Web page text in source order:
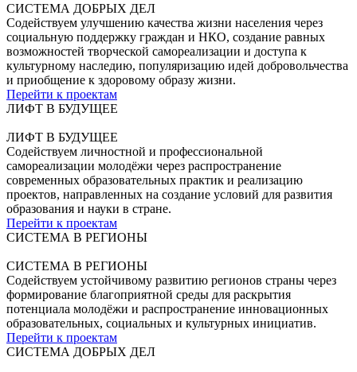
СИСТЕМА ДОБРЫХ ДЕЛ
Содействуем улучшению качества жизни населения через
социальную поддержку граждан и НКО, создание равных
возможностей творческой самореализации и доступа к
культурному наследию, популяризацию идей добровольчества
и приобщение к здоровому образу жизни.
Перейти к проектам
ЛИФТ В БУДУЩЕЕ
ЛИФТ В БУДУЩЕЕ
Содействуем личностной и профессиональной
самореализации молодёжи через распространение
современных образовательных практик и реализацию
проектов, направленных на создание условий для развития
образования и науки в стране.
Перейти к проектам
СИСТЕМА В РЕГИОНЫ
СИСТЕМА В РЕГИОНЫ
Содействуем устойчивому развитию регионов страны через
формирование благоприятной среды для раскрытия
потенциала молодёжи и распространение инновационных
образовательных, социальных и культурных инициатив.
Перейти к проектам
СИСТЕМА ДОБРЫХ ДЕЛ